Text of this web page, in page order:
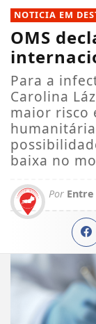
NOTICIA EM
OMS
Para a
Carolina
maior risco
baixa no
Por Entre